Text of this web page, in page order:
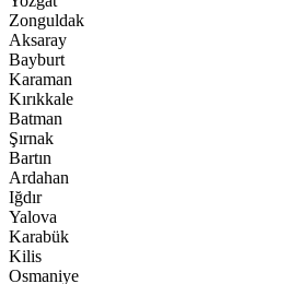
Zonguldak
Aksaray
Bayburt
Karaman
Kırıkkale
Batman
Şırnak
Bartın
Ardahan
Iğdır
Yalova
Karabük
Kilis
Osmaniye